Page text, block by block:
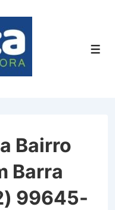
Bairro
Barra
99645-